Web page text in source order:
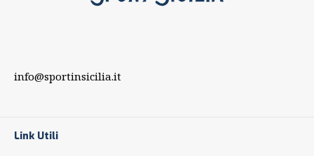
info@sportinsicilia.it
Link Utili